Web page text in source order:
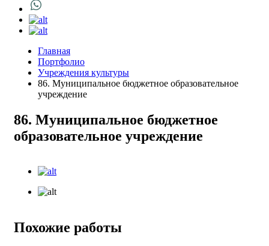
Главная
Портфолио
Учреждения культуры
86. Муниципальное бюджетное образовательное
учреждение
86. Муниципальное бюджетное
образовательное учреждение
Похожие работы